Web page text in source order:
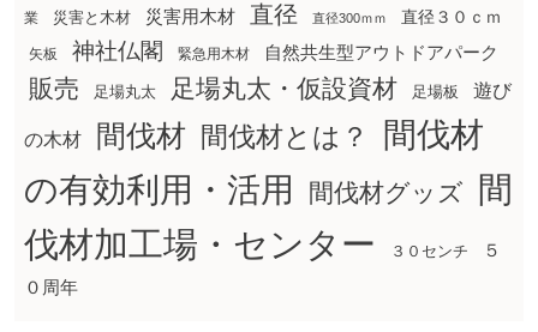
業 災害と木材 災害用木材 直径 直径300ｍｍ 直径３０ｃｍ
矢板 神社仏閣 緊急用木材 自然共生型アウトドアパーク
販売 足場丸太 足場丸太・仮設資材 足場板 遊び
の木材 間伐材 間伐材とは？
間伐材
の有効利用・活用
間伐材グッズ
間
伐材加工場・センター
３０センチ
５
０周年